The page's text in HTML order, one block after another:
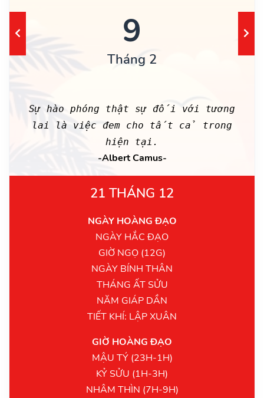
9
Tháng 2
Sự hào phóng thật sự đối với tương
lai là việc đem cho tất cả trong
hiện tại.
-Albert Camus-
21 THÁNG 12
NGÀY HOÀNG ĐẠO
NGÀY HẮC ĐẠO
GIỜ NGỌ (12G)
NGÀY BÍNH THÂN
THÁNG ẤT SỬU
NĂM GIÁP DẦN
TIẾT KHÍ: LẬP XUÂN
GIỜ HOÀNG ĐẠO
MẬU TÝ (23H-1H)
KỶ SỬU (1H-3H)
NHÂM THÌN (7H-9H)